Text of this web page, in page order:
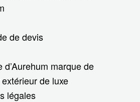
de devis
d’Aurehum marque de
de luxe
légales